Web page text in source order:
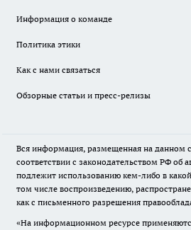
Информация о команде
Политика этики
Как с нами связаться
Обзорные статьи и пресс-релизы
Вся информация, размещенная на данном
соответствии с законодательством РФ об
подлежит использованию кем-либо в
том числе воспроизведению,
как с письменного разрешения
«На информационном ресурсе